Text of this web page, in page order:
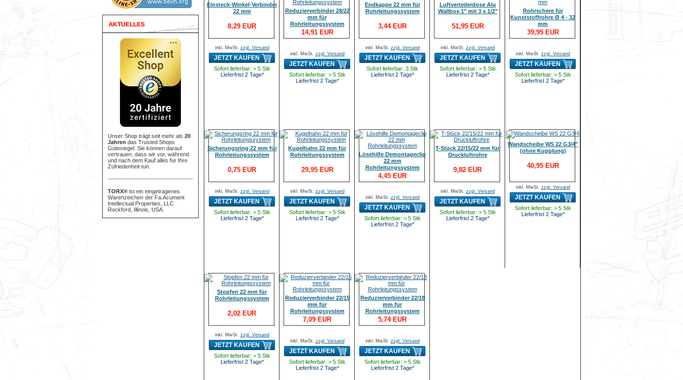
Unser Shop trägt seit mehr als 20
Jahren das Trusted Shops
Gütesiegel. Sie können darauf
vertrauen, dass wir vor, während
und nach dem Kauf alles für Ihre
Zufriedenheit tun.
TORX® ist ein eingetragenes
Warenzeichen der Fa.Acument
Intellectual Properties, LLC
Rockford, Illinois, USA.
Einsteck-Winkel-Verbinder
22 mm
8,29 EUR
inkl. MwSt. zzgl. Versand
JETZT KAUFEN
Sofort lieferbar: > 5 Stk
Lieferfrist 2 Tage*
Reduzierverbinder 28/22
mm für
Rohrleitungssystem
14,91 EUR
inkl. MwSt. zzgl. Versand
JETZT KAUFEN
Sofort lieferbar: > 5 Stk
Lieferfrist 2 Tage*
Endkappe 22 mm für
Rohrleitungssystem
3,44 EUR
inkl. MwSt. zzgl. Versand
JETZT KAUFEN
Sofort lieferbar: 3 Stk
Lieferfrist 2 Tage*
Luftverteilerdose Alu
Wallbox 1" mit 3 x 1/2"
51,95 EUR
inkl. MwSt. zzgl. Versand
JETZT KAUFEN
Sofort lieferbar: > 5 Stk
Lieferfrist 2 Tage*
Rohrschere für
Kunststoffrohre Ø 4 - 32
mm
39,95 EUR
inkl. MwSt. zzgl. Versand
JETZT KAUFEN
Sofort lieferbar: > 5 Stk
Lieferfrist 2 Tage*
Sicherungsring 22 mm für
Rohrleitungssystem
0,75 EUR
inkl. MwSt. zzgl. Versand
JETZT KAUFEN
Sofort lieferbar: > 5 Stk
Lieferfrist 2 Tage*
Kugelhahn 22 mm für
Rohrleitungssystem
29,95 EUR
inkl. MwSt. zzgl. Versand
JETZT KAUFEN
Sofort lieferbar: > 5 Stk
Lieferfrist 2 Tage*
Lösehilfe Demontageclip
22 mm
Rohrleitungssystem
4,45 EUR
inkl. MwSt. zzgl. Versand
JETZT KAUFEN
Sofort lieferbar: > 5 Stk
Lieferfrist 2 Tage*
T-Stück 22/15/22 mm für
Druckluftrohre
9,82 EUR
inkl. MwSt. zzgl. Versand
JETZT KAUFEN
Sofort lieferbar: > 5 Stk
Lieferfrist 2 Tage*
Wandscheibe WS 22 G3/4"
(ohne Kupplung)
40,95 EUR
inkl. MwSt. zzgl. Versand
JETZT KAUFEN
Sofort lieferbar: > 5 Stk
Lieferfrist 2 Tage*
Stopfen 22 mm für
Rohrleitungssystem
2,02 EUR
inkl. MwSt. zzgl. Versand
JETZT KAUFEN
Sofort lieferbar: > 5 Stk
Lieferfrist 2 Tage*
Reduzierverbinder 22/15
mm für
Rohrleitungssystem
7,09 EUR
inkl. MwSt. zzgl. Versand
JETZT KAUFEN
Sofort lieferbar: > 5 Stk
Lieferfrist 2 Tage*
Reduzierverbinder 22/18
mm für
Rohrleitungssystem
5,74 EUR
inkl. MwSt. zzgl. Versand
JETZT KAUFEN
Sofort lieferbar: > 5 Stk
Lieferfrist 2 Tage*